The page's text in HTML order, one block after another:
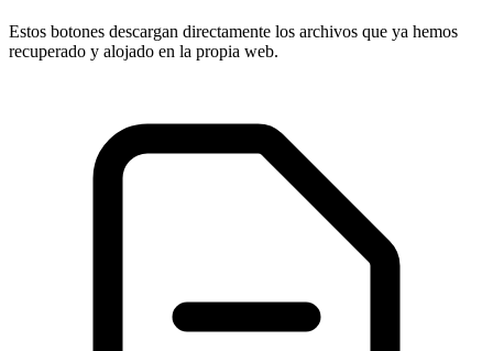
Estos botones descargan directamente los archivos que ya hemos
recuperado y alojado en la propia web.